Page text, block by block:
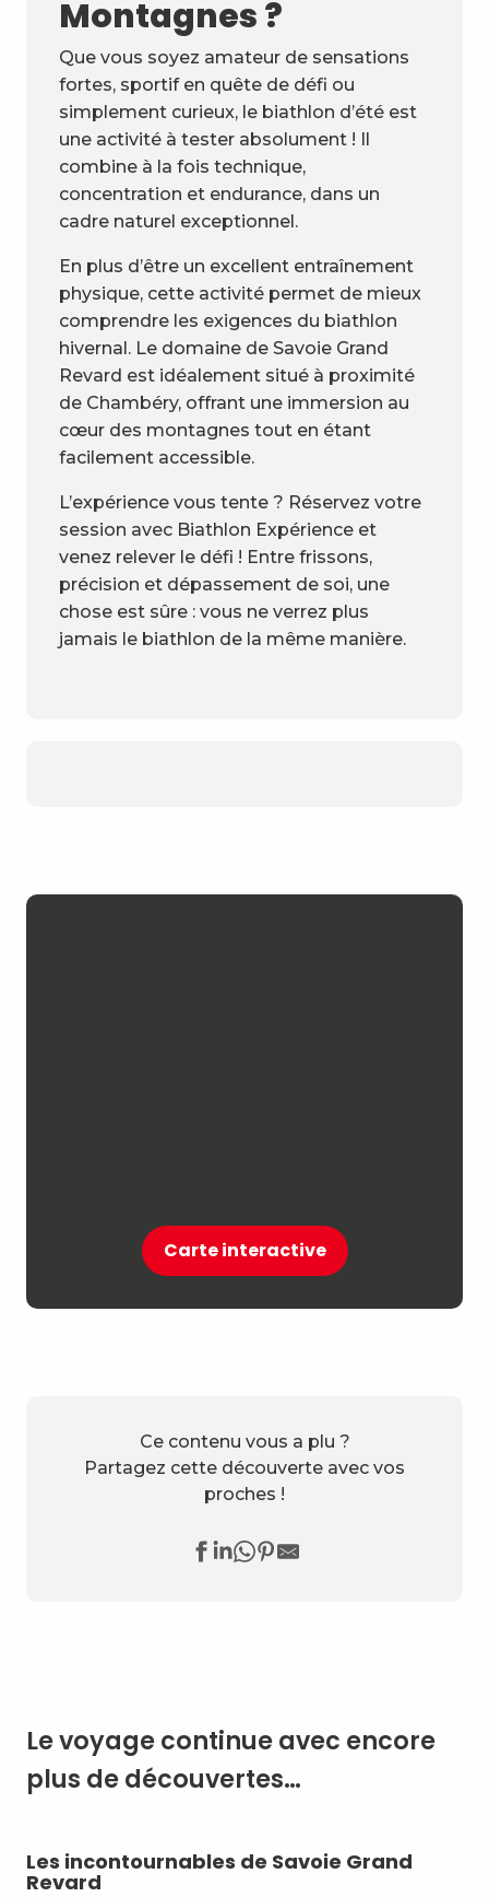
Montagnes ?
Que vous soyez amateur de sensations
fortes, sportif en quête de défi ou
simplement curieux, le biathlon d’été est
une activité à tester absolument ! Il
combine à la fois technique,
concentration et endurance, dans un
cadre naturel exceptionnel.
En plus d’être un excellent entraînement
physique, cette activité permet de mieux
comprendre les exigences du biathlon
hivernal. Le domaine de Savoie Grand
Revard est idéalement situé à proximité
de Chambéry, offrant une immersion au
cœur des montagnes tout en étant
facilement accessible.
L’expérience vous tente ? Réservez votre
session avec Biathlon Expérience et
venez relever le défi ! Entre frissons,
précision et dépassement de soi, une
chose est sûre : vous ne verrez plus
jamais le biathlon de la même manière.
Carte interactive
Ce contenu vous a plu ?
Partagez cette découverte avec vos
proches !
Le voyage continue avec encore
plus de découvertes…
Les incontournables de Savoie Grand
Revard